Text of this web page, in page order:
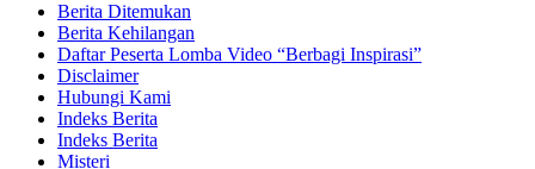
Berita Ditemukan
Berita Kehilangan
Daftar Peserta Lomba Video “Berbagi Inspirasi”
Disclaimer
Hubungi Kami
Indeks Berita
Indeks Berita
Misteri